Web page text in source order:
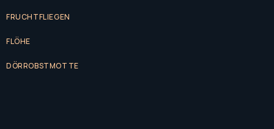
FRUCHTFLIEGEN
FLÖHE
DÖRROBSTMOTTE